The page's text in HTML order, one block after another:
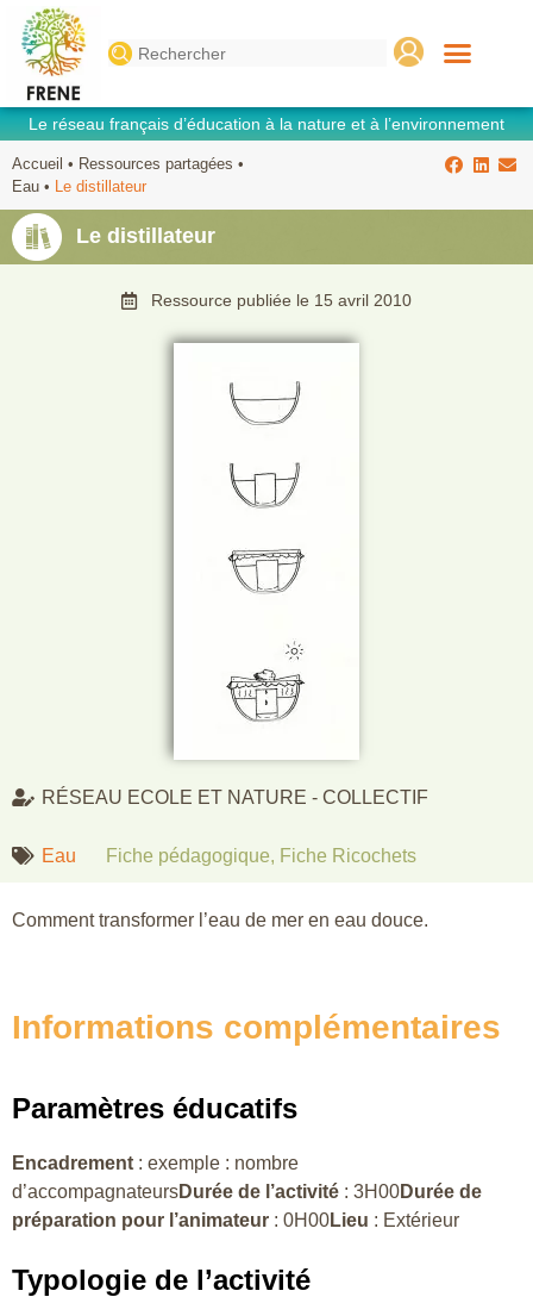
Search
for:
Le réseau français d’éducation à la nature et à l’environnement
Accueil • Ressources partagées •
Eau • Le distillateur
Le distillateur
Comment transformer l’eau de mer en eau douce.
Informations complémentaires
Paramètres éducatifs
Encadrement : exemple : nombre
d’accompagnateursDurée de l’activité : 3H00Durée de
préparation pour l’animateur : 0H00Lieu : Extérieur
Typologie de l’activité
Ressource publiée le 15 avril 2010
RÉSEAU ECOLE ET NATURE - COLLECTIF
Eau Fiche pédagogique, Fiche Ricochets